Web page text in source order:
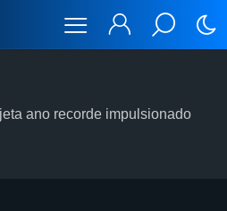
ano recorde impulsionado